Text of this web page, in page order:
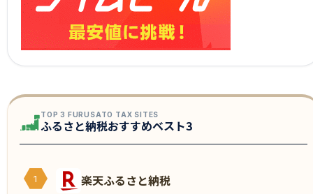
TOP 3 FURUSATO TAX SITES
ふるさと納税おすすめベスト3
1 楽天ふるさと納税